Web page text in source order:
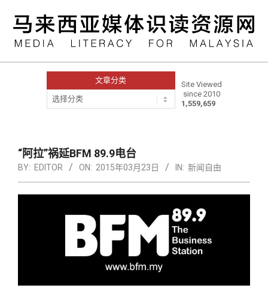
content
文章分类
文
章
Site Viewed
since 2010
1,559,659
Navigation
Menu
“阿拉”祸延BFM 89.9电台
BY: EDITOR ON: 2015年03月23日 IN: 新闻自由